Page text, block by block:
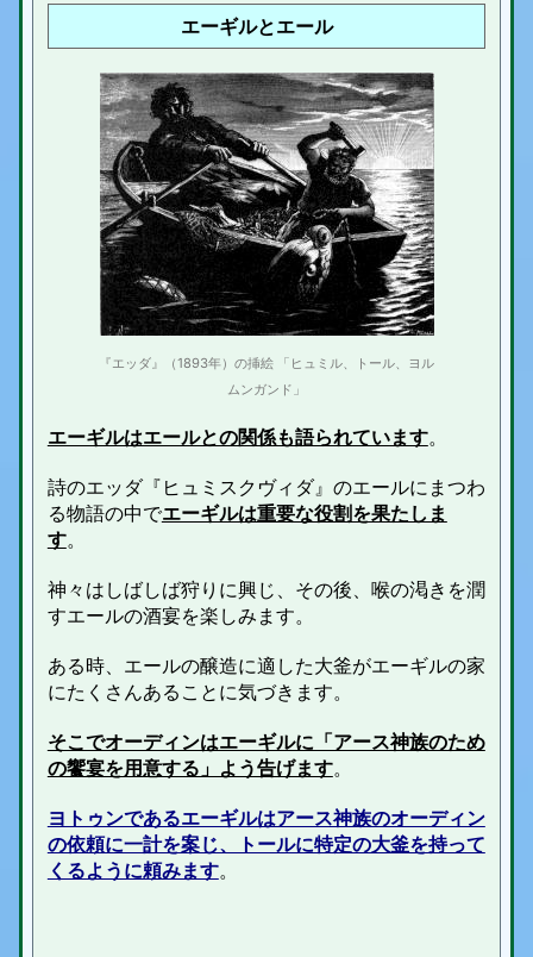
エーギルとエール
『エッダ』（1893年）の挿絵 「ヒュミル、トール、ヨル
ムンガンド」
エーギルはエールとの関係も語られています。
詩のエッダ『ヒュミスクヴィダ』のエールにまつわ
る物語の中でエーギルは重要な役割を果たしま
す。
神々はしばしば狩りに興じ、その後、喉の渇きを潤
すエールの酒宴を楽しみます。
ある時、エールの醸造に適した大釜がエーギルの家
にたくさんあることに気づきます。
そこでオーディンはエーギルに「アース神族のため
の饗宴を用意する」よう告げます。
ヨトゥンであるエーギルはアース神族のオーディン
の依頼に一計を案じ、トールに特定の大釜を持って
くるように頼みます。